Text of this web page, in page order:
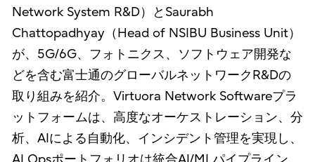
Network System R&D）とSaurabh
Chattopadhyay（Head of NSIBU Business Unit）
が、5G/6G、フォトニクス、ソフトウェア開発な
どを含む富士通のグローバルネットワークR&Dの
取り組みを紹介。Virtuora Network Softwareプラ
ットフォームは、高度なオーケストレーション、分
析、AIによる自動化、インシデント管理を実現し、